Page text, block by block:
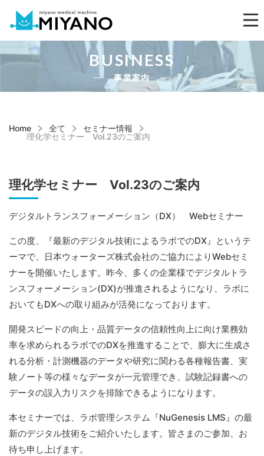
BUSINESS
事業案内
Home 全て
セミナー情報
理化学セミナー Vol.23のご案内
理化学セミナー Vol.23のご案内
デジタルトランスフォーメーション（DX） Webセミナー
この度、『最新のデジタル技術によるラボでのDX』というテ
ーマで、日本ウォーターズ株式会社のご協力によりWebセミ
ナーを開催いたします。昨今、多くの企業様でデジタルトラ
ンスフォーメーション(DX)が推進されるようになり、ラボに
おいてもDXへの取り組みが活発になっております。
開発スピードの向上・品質データの信頼性向上に向け業務効
率を求められるラボでのDXを推進することで、膨大に生成さ
れる分析・計測機器のデータや研究に関わる各種報告書、実
験ノート等の様々なデータが一元管理でき、試験記録書への
データの誤入力リスクを排除できるようになります。
本セミナーでは、ラボ管理システム『NuGenesis LMS』の最
新のデジタル技術をご紹介いたします。皆さまのご参加、お
待ち申し上げます。